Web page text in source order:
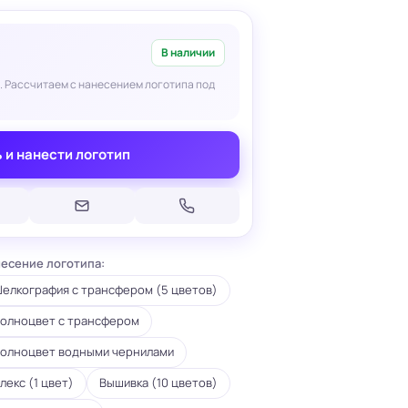
Печать на кепках
Печать на футболках
Брендирование униформы
Печать на термосах
В наличии
Рассчитаем с нанесением логотипа под
нанести логотип
логотипа:
с трансфером (5 цветов)
с трансфером
водными чернилами
(1 цвет)
Вышивка (10 цветов)